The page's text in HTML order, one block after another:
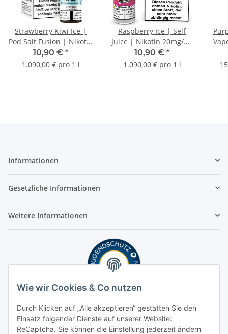
Strawberry Kiwi Ice |
Pod Salt Fusion | Nikotin
11mg/ml | Liquid | 10ml
10,90 € *
1.090,00 € pro 1 l
Raspberry Ice | Self
Juice | Nikotin 20mg/ml
| Liquid | 10ml
10,90 € *
1.090,00 € pro 1 l
Informationen
Gesetzliche Informationen
Weitere Informationen
Wie wir Cookies & Co nutzen
Durch Klicken auf „Alle akzeptieren“ gestatten Sie den
Einsatz folgender Dienste auf unserer Website:
ReCaptcha. Sie können die Einstellung jederzeit ändern